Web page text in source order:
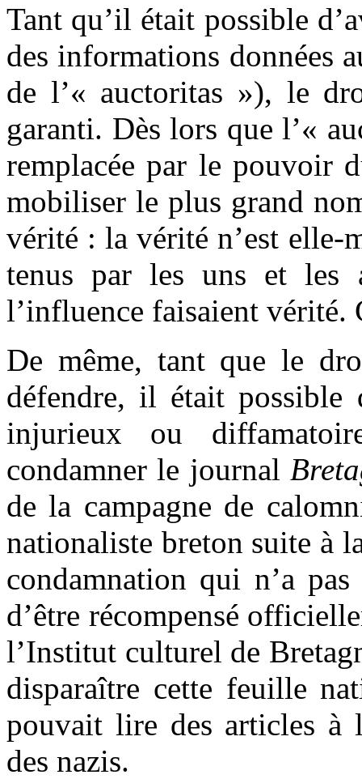
Tant qu’il était possible
des informations données
de l’« auctoritas »), le
garanti. Dès lors que l’«
remplacée par le pouvoir
mobiliser le plus grand
vérité : la vérité n’est elle-
tenus par les uns et les
l’influence faisaient vérité.
De même, tant que le
défendre, il était possible
injurieux ou
condamner le journal
de la campagne de
nationaliste breton suite à
condamnation qui n’a
d’être récompensé
l’Institut culturel de
disparaître cette feuille
pouvait lire des articles à
des nazis.